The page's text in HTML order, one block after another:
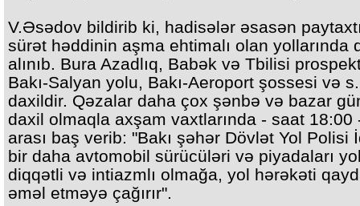
V.Əsədov bildirib ki, hadisələr əsasən
sürət həddinin aşma ehtimalı olan yollarında
alınıb. Bura Azadlıq, Babək və Tbilisi
Bakı-Salyan yolu, Bakı-Aeroport şossesi və s.
daxildir. Qəzalar daha çox şənbə və bazar
daxil olmaqla axşam vaxtlarında - saat 18:00
arası baş verib: "Bakı şəhər Dövlət Yol Polisi
bir daha avtomobil sürücüləri və piyadaları
diqqətli və intiazmlı olmağa, yol hərəkəti
əməl etməyə çağırır".